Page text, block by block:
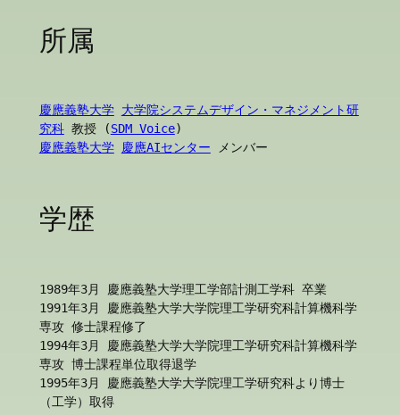
所属
慶應義塾大学 大学院システムデザイン・マネジメント研
究科 教授 (SDM Voice)
慶應義塾大学 慶應AIセンター メンバー
学歴
1989年3月 慶應義塾大学理工学部計測工学科 卒業
1991年3月 慶應義塾大学大学院理工学研究科計算機科学
専攻 修士課程修了
1994年3月 慶應義塾大学大学院理工学研究科計算機科学
専攻 博士課程単位取得退学
1995年3月 慶應義塾大学大学院理工学研究科より博士
（工学）取得